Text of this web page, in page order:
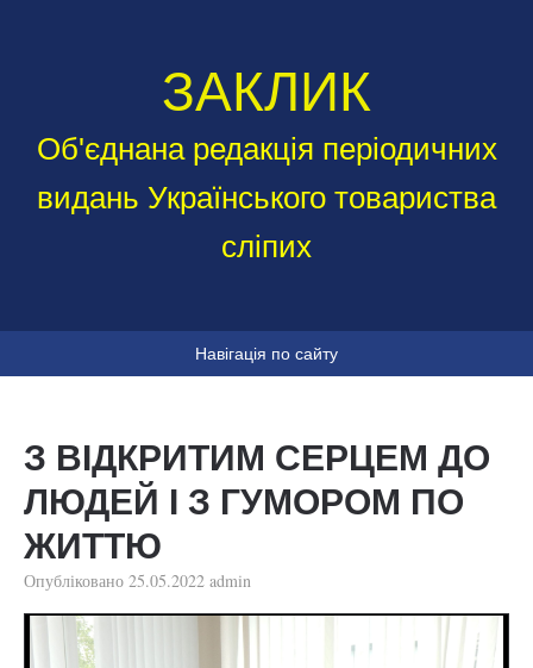
ЗАКЛИК
Об'єднана редакція періодичних
видань Українського товариства
сліпих
Навігація по сайту
З ВІДКРИТИМ СЕРЦЕМ ДО
ЛЮДЕЙ І З ГУМОРОМ ПО
ЖИТТЮ
Опубліковано 25.05.2022 admin